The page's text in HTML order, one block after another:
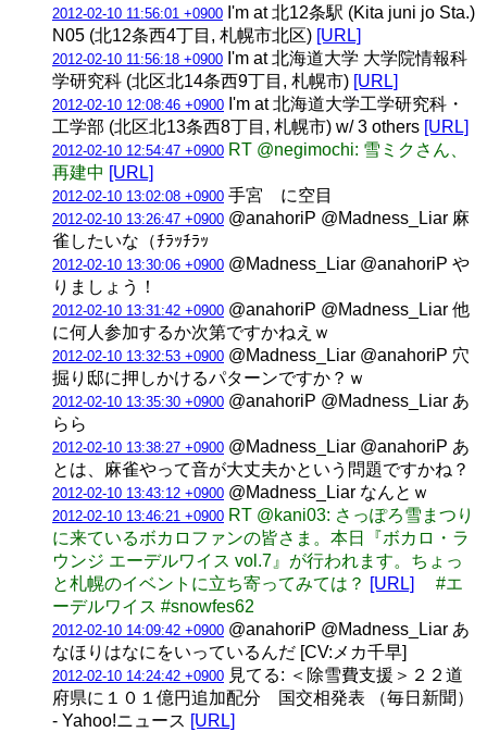
2012-02-10 11:56:01 +0900 I'm at 北12条駅 (Kita juni jo Sta.)
N05 (北12条西4丁目, 札幌市北区) [URL]
2012-02-10 11:56:18 +0900 I'm at 北海道大学 大学院情報科
学研究科 (北区北14条西9丁目, 札幌市) [URL]
2012-02-10 12:08:46 +0900 I'm at 北海道大学工学研究科・
工学部 (北区北13条西8丁目, 札幌市) w/ 3 others [URL]
2012-02-10 12:54:47 +0900 RT @negimochi: 雪ミクさん、
再建中 [URL]
2012-02-10 13:02:08 +0900 手宮 に空目
2012-02-10 13:26:47 +0900 @anahoriP @Madness_Liar 麻
雀したいな（ﾁﾗｯﾁﾗｯ
2012-02-10 13:30:06 +0900 @Madness_Liar @anahoriP や
りましょう！
2012-02-10 13:31:42 +0900 @anahoriP @Madness_Liar 他
に何人参加するか次第ですかねえｗ
2012-02-10 13:32:53 +0900 @Madness_Liar @anahoriP 穴
掘り邸に押しかけるパターンですか？ｗ
2012-02-10 13:35:30 +0900 @anahoriP @Madness_Liar あ
らら
2012-02-10 13:38:27 +0900 @Madness_Liar @anahoriP あ
とは、麻雀やって音が大丈夫かという問題ですかね？
2012-02-10 13:43:12 +0900 @Madness_Liar なんとｗ
2012-02-10 13:46:21 +0900 RT @kani03: さっぽろ雪まつり
に来ているボカロファンの皆さま。本日『ボカロ・ラ
ウンジ エーデルワイス vol.7』が行われます。ちょっ
と札幌のイベントに立ち寄ってみては？ [URL]
#エ
ーデルワイス #snowfes62
2012-02-10 14:09:42 +0900 @anahoriP @Madness_Liar あ
なほりはなにをいっているんだ [CV:メカ千早]
2012-02-10 14:24:42 +0900 見てる: ＜除雪費支援＞２２道
府県に１０１億円追加配分 国交相発表 （毎日新聞）
- Yahoo!ニュース [URL]